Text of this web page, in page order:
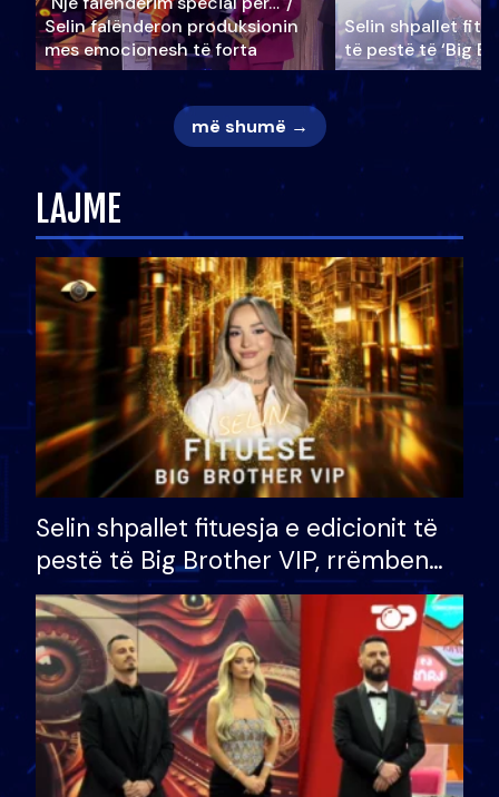
Selin falënderon produksionin
mes emocionesh të forta
Selin shpallet
të pestë të ‘Big
më shumë →
LAJME
Selin shpallet fituesja e edicionit të
pestë të Big Brother VIP, rrëmben
çmimin e madh prej 100 mijë eurosh